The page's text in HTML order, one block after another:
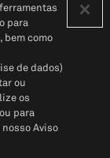
(em inglês)
Global
para
bem como
de dados)
ou
os
para
Aviso